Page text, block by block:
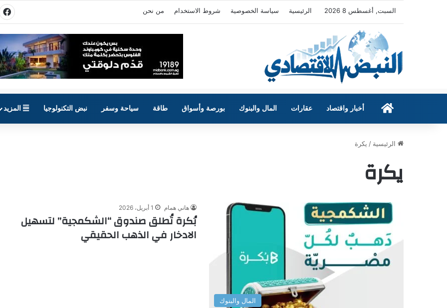
السبت, أغسطس 8 2026 الرئيسية سياسة الخصوصية شروط الاستخدام من نحن
الرئيسيةأخبار واقتصاد عقارات المال والبنوك بورصة وأسواق طاقة سياحة وسفر نبض التكنولوجيا المزيد
الرئيسية / يكرة
يكرة
المال والبنوك
هاني همام 1 أبريل، 2026
بُكرة تُطلق صندوق “الشكمجية” لتسهيل
الادخار في الذهب الحقيقي